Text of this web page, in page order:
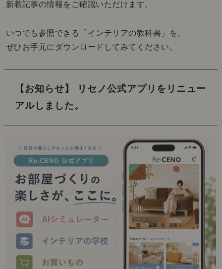
新着記事の情報をご確認いただけます。
いつでも参照できる「インテリアの教科書」を、
ぜひお手元にダウンロードしてみてください。
【お知らせ】 リセノ公式アプリをリニュー
アルしました。